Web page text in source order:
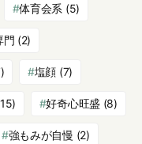
体育会系 (5)
門 (2)
塩顔 (7)
好奇心旺盛 (8)
強もみが自慢 (2)